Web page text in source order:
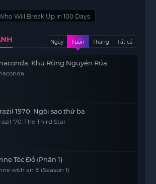
Will Break Up in 100 Days
Ngày Tuần Tháng Tất cả
Khu Rừng Nguyền Rủa
1970: Ngôi sao thứ ba
'70: The Third Star
Tóc Đỏ (Phần 1)
with an E (Season 1)